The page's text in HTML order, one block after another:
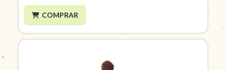
COMPRAR